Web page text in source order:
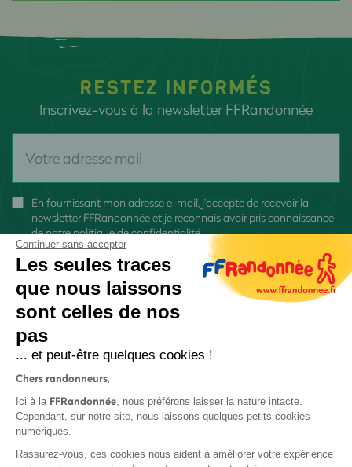
RESTEZ INFORMÉS
Inscrivez-vous à la newsletter FFRandonnée
En fournissant mon adresse e-mail, j'accepte de recevoir la
newsletter FFRandonnée et je reconnais avoir pris connaissance
denotre politique de confidentialité
Continuer sans accepter
Les seules traces
que nous laissons
sont celles de nos
pas
... et peut-être quelques cookies !
Chers randonneurs,
Ici à la FFRandonnée, nous préférons laisser la nature intacte.
Cependant, sur notre site, nous laissons quelques petits cookies
numériques.
Rassurez-vous, ces cookies nous aident à améliorer votre expérience